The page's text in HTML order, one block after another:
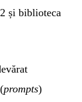
și biblioteca
prompts)